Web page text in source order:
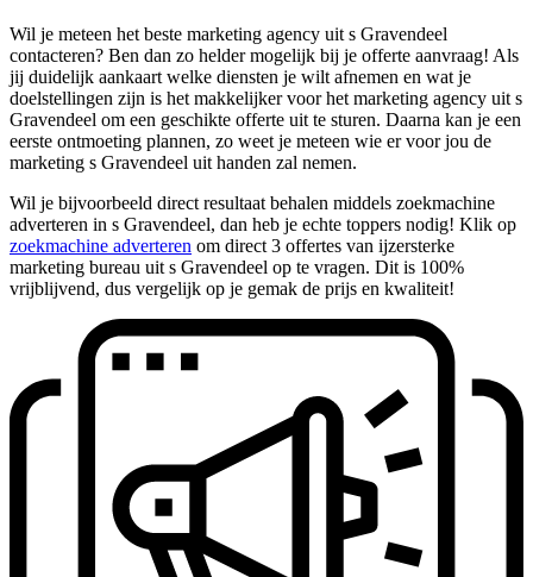
Wil je meteen het beste marketing agency uit s Gravendeel
contacteren? Ben dan zo helder mogelijk bij je offerte aanvraag! Als
jij duidelijk aankaart welke diensten je wilt afnemen en wat je
doelstellingen zijn is het makkelijker voor het marketing agency uit s
Gravendeel om een geschikte offerte uit te sturen. Daarna kan je een
eerste ontmoeting plannen, zo weet je meteen wie er voor jou de
marketing s Gravendeel uit handen zal nemen.
Wil je bijvoorbeeld direct resultaat behalen middels zoekmachine
adverteren in s Gravendeel, dan heb je echte toppers nodig! Klik op
zoekmachine adverteren om direct 3 offertes van ijzersterke
marketing bureau uit s Gravendeel op te vragen. Dit is 100%
vrijblijvend, dus vergelijk op je gemak de prijs en kwaliteit!